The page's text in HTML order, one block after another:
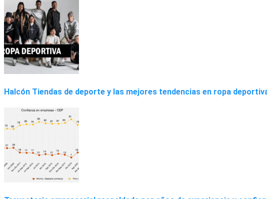
Halcón Tiendas de deporte y las mejores tendencias en ropa